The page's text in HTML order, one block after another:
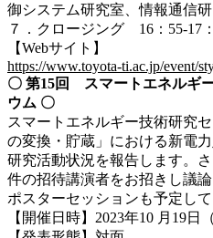
御システム研究室、情報通信
７．クロージング 16：55-17
【Webサイト】
https://www.toyota-ti.ac.jp/event/
〇 第15回 スマートエネルギ
ウム 〇
スマートエネルギー技術研究
の変換・貯蔵」における新電
研究活動状況を報告します。
件の招待講演者をお招きし議論
ポスターセッションも予定して
【 開催日時】2023年10 月19日